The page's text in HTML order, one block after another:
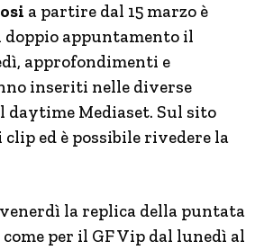
a partire dal 15 marzo è
appuntamento il
approfondimenti e
inseriti nelle diverse
daytime Mediaset. Sul sito
ed è possibile rivedere la
la replica della puntata
per il GF Vip dal lunedì al